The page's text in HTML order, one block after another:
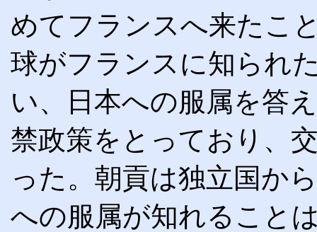
めてフランスへ来たこ
球がフランスに知られ
い、日本への服属を答
禁政策をとっており、
った。朝貢は独立国か
への服属が知れること